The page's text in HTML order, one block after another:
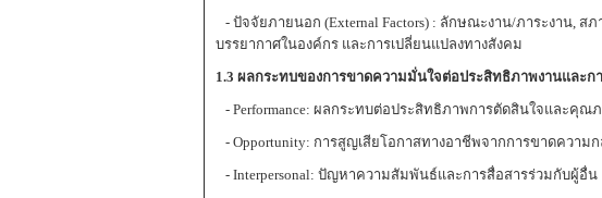
- ปัจจัยภายนอก (External Factors) : ลักษณะงาน/ภาระงาน, ส
บรรยากาศในองค์กร และการเปลี่ยนแปลงทางสังคม
1.3 ผลกระทบของการขาดความมั่นใจต่อประสิทธิภาพงานและก
- Performance: ผลกระทบต่อประสิทธิภาพการตัดสินใจและคุณ
- Opportunity: การสูญเสียโอกาสทางอาชีพจากการขาดความ
- Interpersonal: ปัญหาความสัมพันธ์และการสื่อสารร่วมกับผู้อื่น